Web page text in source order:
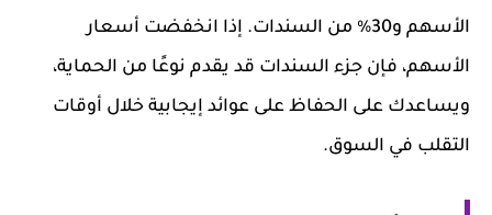
الأسهم و30% من السندات. إذا انخفضت أسعار
الأسهم، فإن جزء السندات قد يقدم نوعًا من الحماية،
ويساعدك على الحفاظ على عوائد إيجابية خلال أوقات
التقلب في السوق.